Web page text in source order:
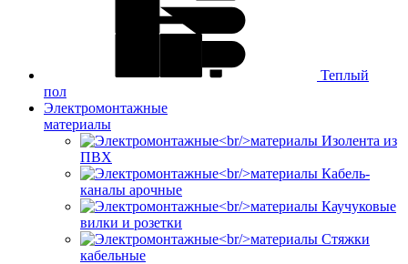
Теплый
пол
Электромонтажные
материалы
Изолента из
ПВХ
Кабель-
каналы арочные
Каучуковые
вилки и розетки
Стяжки
кабельные